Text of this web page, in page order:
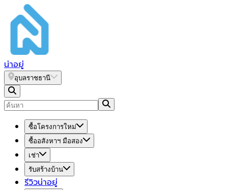
น่าอยู่
อุบลราชธานี
ซื้อโครงการใหม่
ซื้ออสังหาฯ มือสอง
เช่า
รับสร้างบ้าน
รีวิวน่าอยู่